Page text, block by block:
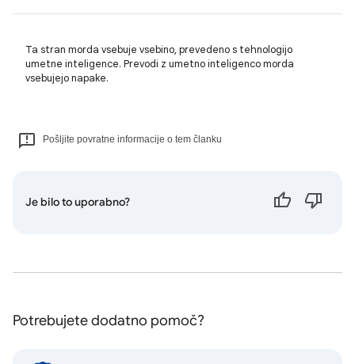
Ta stran morda vsebuje vsebino, prevedeno s tehnologijo
umetne inteligence. Prevodi z umetno inteligenco morda
vsebujejo napake.
Pošljite povratne informacije o tem članku
Je bilo to uporabno?
Potrebujete dodatno pomoč?